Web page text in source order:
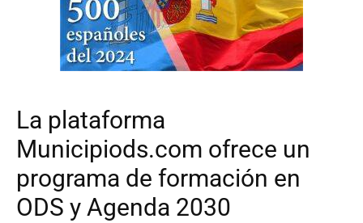
La plataforma
Municipiods.com ofrece un
programa de formación en
ODS y Agenda 2030